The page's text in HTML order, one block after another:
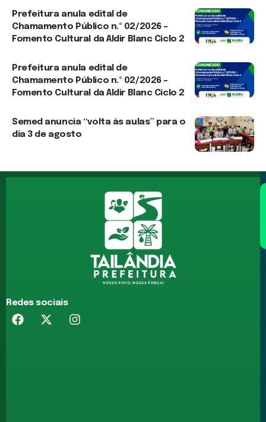
Prefeitura anula edital de
Chamamento Público n.º 02/2026 –
Fomento Cultural da Aldir Blanc Ciclo 2
Prefeitura anula edital de
Chamamento Público n.º 02/2026 –
Fomento Cultural da Aldir Blanc Ciclo 2
Semed anuncia “volta às aulas” para o
dia 3 de agosto
Redes sociais